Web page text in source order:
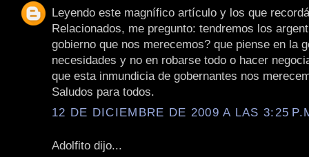
Leyendo este magnífico artículo y los que
Relacionados, me pregunto: tendremos los
gobierno que nos merecemos? que piense en la
necesidades y no en robarse todo o hacer
que esta inmundicia de gobernantes nos
Saludos para todos.
12 DE DICIEMBRE DE 2009 A LAS 3:25
Adolfito dijo...